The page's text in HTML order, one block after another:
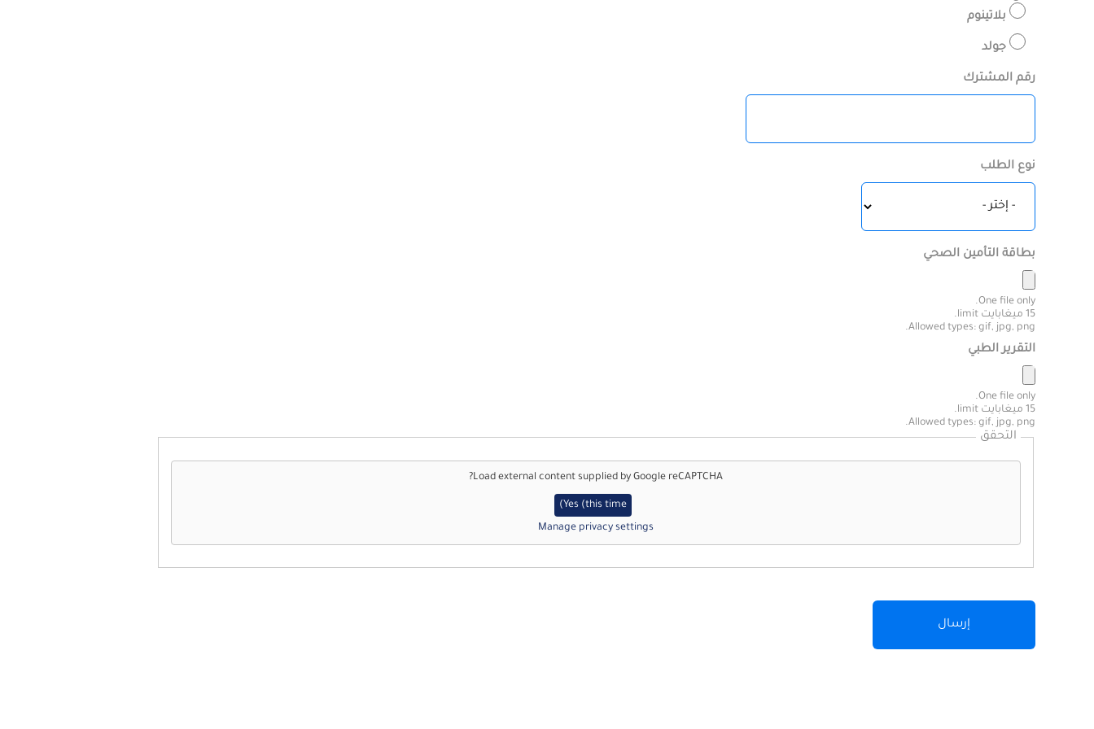
بلاتينوم
جولد
رقم المشترك
نوع الطلب
بطاقة التأمين الصحي
One file only.
15 ميغابايت limit.
Allowed types: gif, jpg, png.
التقرير الطبي
One file only.
15 ميغابايت limit.
Allowed types: gif, jpg, png.
التحقق
Load external content supplied by Google reCAPTCHA
?
Yes (this time)
Manage privacy settings